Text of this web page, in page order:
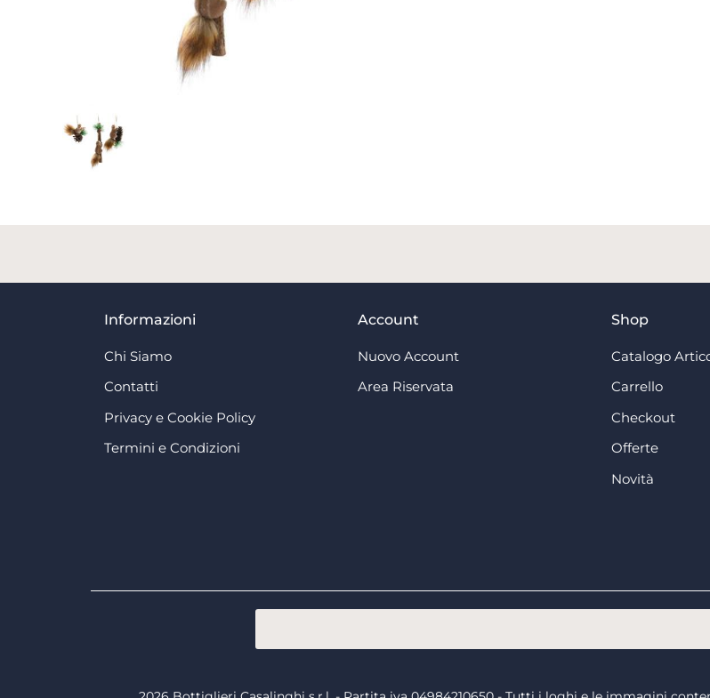
Informazioni
Chi Siamo
Contatti
Privacy e Cookie Policy
Termini e Condizioni
Account
Nuovo Account
Area Riservata
Shop
Catalogo
Carrello
Checkout
Offerte
Novità